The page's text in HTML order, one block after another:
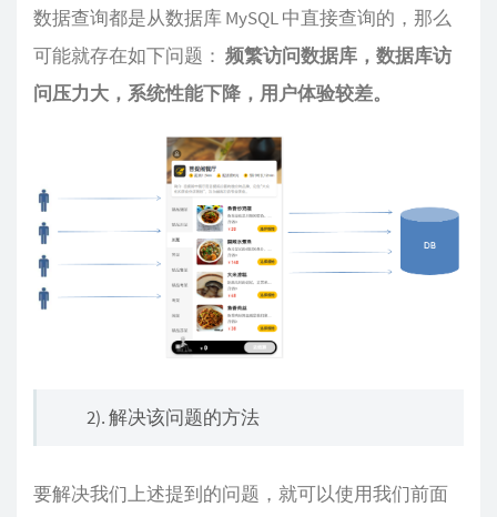
数据查询都是从数据库 MySQL 中直接查询的，那么
可能就存在如下问题： 频繁访问数据库，数据库访
问压力大，系统性能下降，用户体验较差。
2). 解决该问题的方法
要解决我们上述提到的问题，就可以使用我们前面